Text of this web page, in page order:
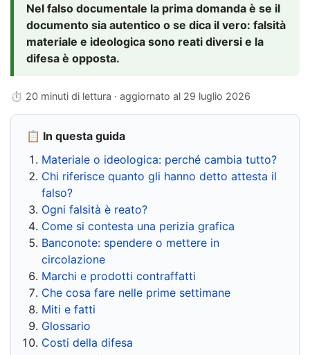
Nel falso documentale la prima domanda è se il
documento sia autentico o se dica il vero: falsità
materiale e ideologica sono reati diversi e la
difesa è opposta.
⏱ 20 minuti di lettura · aggiornato al 29 luglio 2026
📋 In questa guida
Materiale o ideologica: perché cambia tutto?
Chi riferisce quanto gli hanno detto attesta il
falso?
Ogni falsità è reato?
Come si contesta una perizia grafica
Banconote: spendere o mettere in
circolazione
Marchi e prodotti contraffatti
Che cosa fare nelle prime settimane
Miti e fatti
Glossario
Costi della difesa